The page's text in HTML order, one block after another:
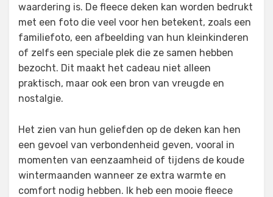
waardering is. De fleece deken kan worden bedrukt
met een foto die veel voor hen betekent, zoals een
familiefoto, een afbeelding van hun kleinkinderen
of zelfs een speciale plek die ze samen hebben
bezocht. Dit maakt het cadeau niet alleen
praktisch, maar ook een bron van vreugde en
nostalgie.
Het zien van hun geliefden op de deken kan hen
een gevoel van verbondenheid geven, vooral in
momenten van eenzaamheid of tijdens de koude
wintermaanden wanneer ze extra warmte en
comfort nodig hebben. Ik heb een mooie fleece